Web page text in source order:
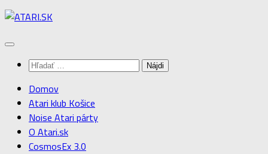
Preskočiť
obsah
Hľadať:
Domov
Atari klub Košice
Noise Atari párty
O Atari.sk
CosmosEx 3.0